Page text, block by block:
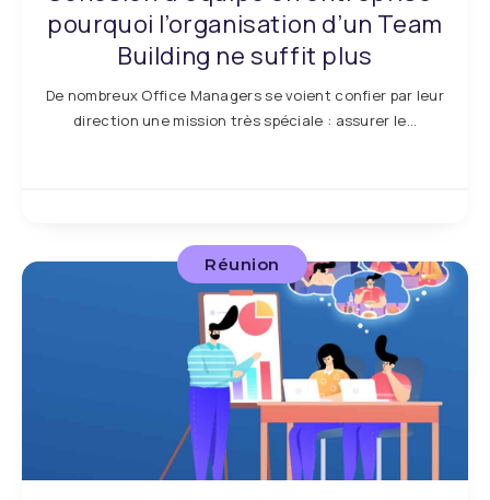
pourquoi l’organisation d’un Team
Building ne suffit plus
De nombreux Office Managers se voient confier par leur
direction une mission très spéciale : assurer le…
Réunion